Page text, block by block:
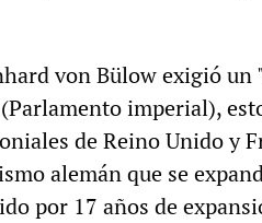
von Bülow exigió un
imperial),
de Reino Unido y
alemán que se
por 17 años de